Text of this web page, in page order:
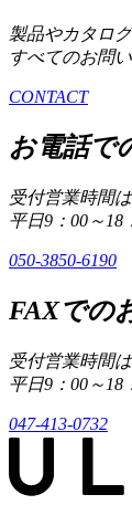
製品やカタロ
すべてのお問
CONTACT
お電話で
受付営業時間は
平日9：00～18
050-3850-6190
FAXでの
受付営業時間は
平日9：00～18
047-413-0732